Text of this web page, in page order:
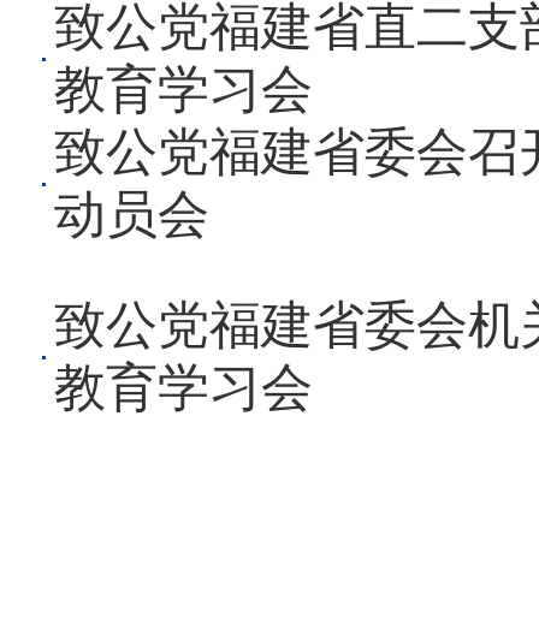
致公党福建省直二支
教育学习会
致公党福建省委会召
动员会
致公党福建省委会机
教育学习会